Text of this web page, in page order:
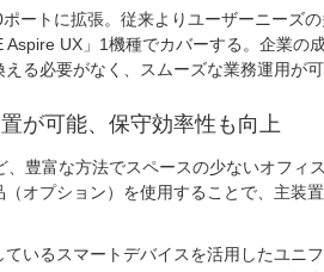
トに拡張。従来よりユーザーニーズの
UX」1機種でカバーする。企業の
る必要がなく、スムーズな業務運用が可
が可能、保守効率性も向上
豊富な方法でスペースの少ないオフィ
オプション）を使用することで、主装
いるスマートデバイスを活用したユニ